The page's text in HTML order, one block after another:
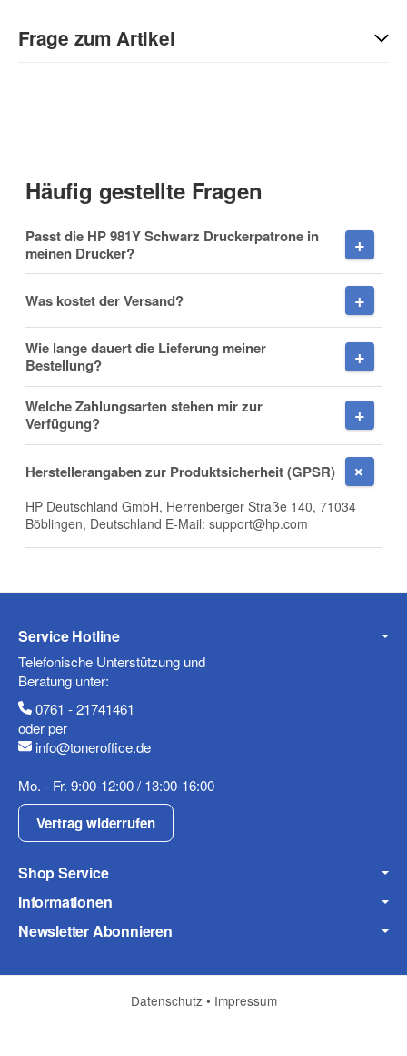
Sie Anderen bei der Kaufentscheidung:
Frage zum Artikel
Firma
E-Mail
Mobiltelefon
Fax
Frage zum Artikel
Häufig gestellte Fragen
Passt die HP 981Y Schwarz Druckerpatrone in
meinen Drucker?
Was kostet der Versand?
Wie lange dauert die Lieferung meiner
Bestellung?
Welche Zahlungsarten stehen mir zur
Verfügung?
Herstellerangaben zur Produktsicherheit (GPSR)
HP Deutschland GmbH, Herrenberger Straße 140, 71034
Böblingen, Deutschland E-Mail: support@hp.com
Service Hotline
Telefonische Unterstützung und
Beratung unter:
0761 - 21741461
oder per
info@toneroffice.de
Mo. - Fr. 9:00-12:00 / 13:00-16:00
Vertrag widerrufen
Shop Service
Informationen
Newsletter Abonnieren
Datenschutz • Impressum